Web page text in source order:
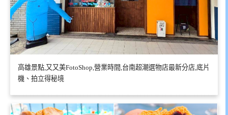
高雄景點,又又美FotoShop,營業時間,台南超潮選物店最新分店,底片
機、拍立得秘境